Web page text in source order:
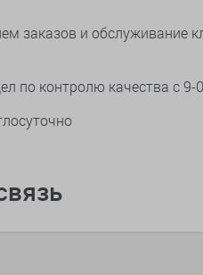
заказов и обслуживание
по контролю качества с 9-